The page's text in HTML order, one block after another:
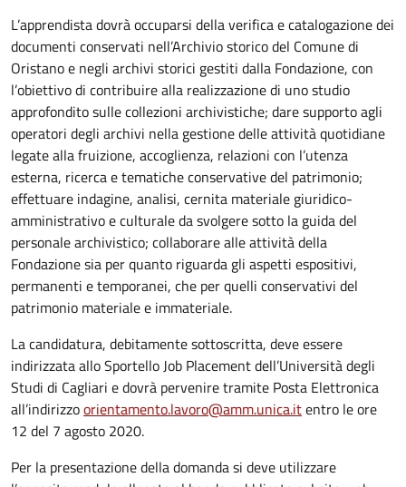
L’apprendista dovrà occuparsi della verifica e catalogazione dei
documenti conservati nell’Archivio storico del Comune di
Oristano e negli archivi storici gestiti dalla Fondazione, con
l’obiettivo di contribuire alla realizzazione di uno studio
approfondito sulle collezioni archivistiche; dare supporto agli
operatori degli archivi nella gestione delle attività quotidiane
legate alla fruizione, accoglienza, relazioni con l’utenza
esterna, ricerca e tematiche conservative del patrimonio;
effettuare indagine, analisi, cernita materiale giuridico-
amministrativo e culturale da svolgere sotto la guida del
personale archivistico; collaborare alle attività della
Fondazione sia per quanto riguarda gli aspetti espositivi,
permanenti e temporanei, che per quelli conservativi del
patrimonio materiale e immateriale.
La candidatura, debitamente sottoscritta, deve essere
indirizzata allo Sportello Job Placement dell’Università degli
Studi di Cagliari e dovrà pervenire tramite Posta Elettronica
all’indirizzoorientamento.lavoro@amm.unica.itentro le ore
12 del 7 agosto 2020.
Per la presentazione della domanda si deve utilizzare